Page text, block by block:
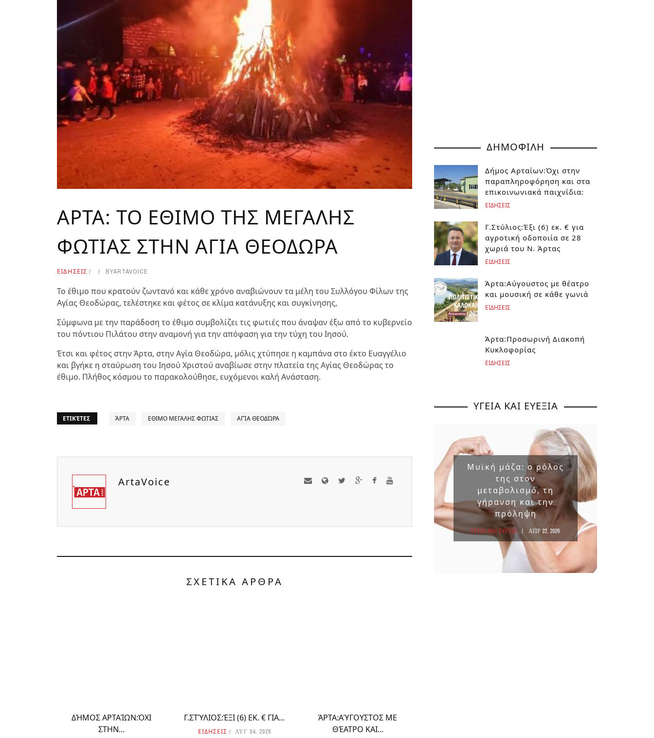
ΑΡΤΑ: ΤΟ ΕΘΙΜΟ ΤΗΣ ΜΕΓΑΛΗΣ
ΦΩΤΙΑΣ ΣΤΗΝ ΑΓΙΑ ΘΕΟΔΩΡΑ
ΕΙΔΗΣΕΙΣ BYARTAVOICE
Το έθιμο που κρατούν ζωντανό και κάθε χρόνο αναβιώνουν τα μέλη του Συλλόγου Φίλων της
Αγίας Θεοδώρας, τελέστηκε και φέτος σε κλίμα κατάνυξης και συγκίνησης,
Σύμφωνα με την παράδοση το έθιμο συμβολίζει τις φωτιές που άναψαν έξω από το κυβερνείο
του πόντιου Πιλάτου στην αναμονή για την απόφαση για την τύχη του Ιησού.
Έτσι και φέτος στην Άρτα, στην Αγία Θεοδώρα, μόλις χτύπησε η καμπάνα στο έκτο Ευαγγέλιο
και βγήκε η σταύρωση του Ιησού Χριστού αναβίωσε στην πλατεία της Αγίας Θεοδώρας το
έθιμο. Πλήθος κόσμου το παρακολούθησε, ευχόμενοι καλή Ανάσταση.
ΕΤΙΚΈΤΕΣ ΆΡΤΑ ΕΘΙΜΟ ΜΕΓΑΛΗΣ ΦΩΤΙΑΣ ΑΓΊΑ ΘΕΟΔΏΡΑ
ArtaVoice
ΣΧΕΤΙΚΑ ΑΡΘΡΑ
ΔΉΜΟΣ ΑΡΤΑΊΩΝ:ΌΧΙ
ΣΤΗΝ...
Γ.ΣΤΎΛΙΟΣ:ΈΞΙ (6) ΕΚ. € ΓΙΑ...
ΕΙΔΗΣΕΙΣ ΑΥΓ 04, 2026
ΆΡΤΑ:ΑΎΓΟΥΣΤΟΣ ΜΕ
ΘΈΑΤΡΟ ΚΑΙ...
ΔΗΜΟΦΙΛΗ
Δήμος Αρταίων:Όχι στην
παραπληροφόρηση και στα
επικοινωνιακά παιχνίδια:
ΕΙΔΗΣΕΙΣ
Γ.Στύλιος:Έξι (6) εκ. € για
αγροτική οδοποιία σε 28
χωριά του Ν. Άρτας
ΕΙΔΗΣΕΙΣ
Άρτα:Αύγουστος με θέατρο
και μουσική σε κάθε γωνιά
ΕΙΔΗΣΕΙΣ
Άρτα:Προσωρινή Διακοπή
Κυκλοφορίας
ΕΙΔΗΣΕΙΣ
ΥΓΕΙΑ ΚΑΙ ΕΥΕΞΙΑ
ΟΛΑ ΟΣΑ ΠΡΕΠΕΙ ΝΑ
Μυϊκή μάζα: ο ρόλος
της στον
μεταβολισμό, τη
γήρανση και την
πρόληψη
ΥΓΕΙΑ ΚΑΙ ΕΥΕΞΙΑ ΑΠΡ 22, 2026